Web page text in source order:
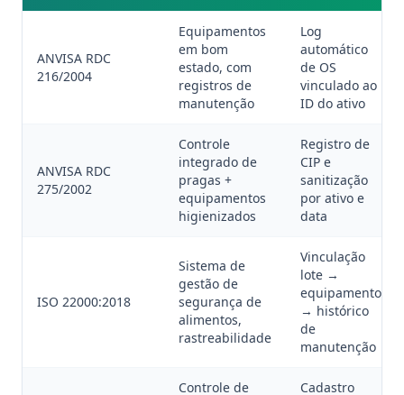
ANVISA RDC
216/2004
Equipamentos
em bom
estado, com
registros de
manutenção
Log
automático
de OS
vinculado ao
ID do ativo
ANVISA RDC
275/2002
Controle
integrado de
pragas +
equipamentos
higienizados
Registro de
CIP e
sanitização
por ativo e
data
ISO 22000:2018
Sistema de
gestão de
segurança de
alimentos,
rastreabilidade
Vinculação
lote →
equipamento
→ histórico
de
manutenção
Controle de
Cadastro